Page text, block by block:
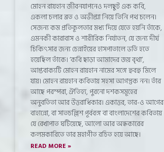
মোহন রায়হান জীবনযাপনেও দলছুট এক কবি,
একলা চলার ব্রত ও অভীপ্সা নিয়ে তিনি পথ চলেন।
সেজন্য কম প্রতিকূলতার মধ্য দিয়ে যেতে হয়নি তাঁকে,
এমনকী কারাবাস ও শারীরিক নির্যাতন, যে জন্য দীর্ঘ
চিকিৎসার জন্য চেন্নাইয়ের হাসপাতালে ভর্তি হতে
হয়েছিল তাঁকে। ‘কবি ছাড়া আমাদের জয় বৃথা’,
আপ্তবাক্যটি মোহন রায়হান নামের সঙ্গে হুবহু মিলে
যায়। মোহন রায়হান কবিতায় সহসা আগন্তুক নন। তাঁর
আছে পরম্পরা, ঐতিহ্য, পুরনো দশকসমূহের
অনুবর্তিতা আর উত্তরাধিকার। একাত্তর, তার-ও আগের
বাহান্নো, বা সাতচল্লিশ পূর্ববঙ্গ বা বাংলাদেশের কবিতায়
যে রেখাপাত ঘটিয়েছে, আলো আর অন্ধকারের
কলমকারিতে তার মহাগীত রচিত হয়ে আছে।
READ MORE »